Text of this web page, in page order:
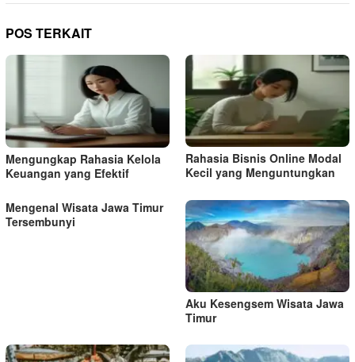
POS TERKAIT
Mengungkap Rahasia Kelola
Keuangan yang Efektif
Rahasia Bisnis Online Modal
Kecil yang Menguntungkan
Mengenal Wisata Jawa Timur
Tersembunyi
Aku Kesengsem Wisata Jawa
Timur